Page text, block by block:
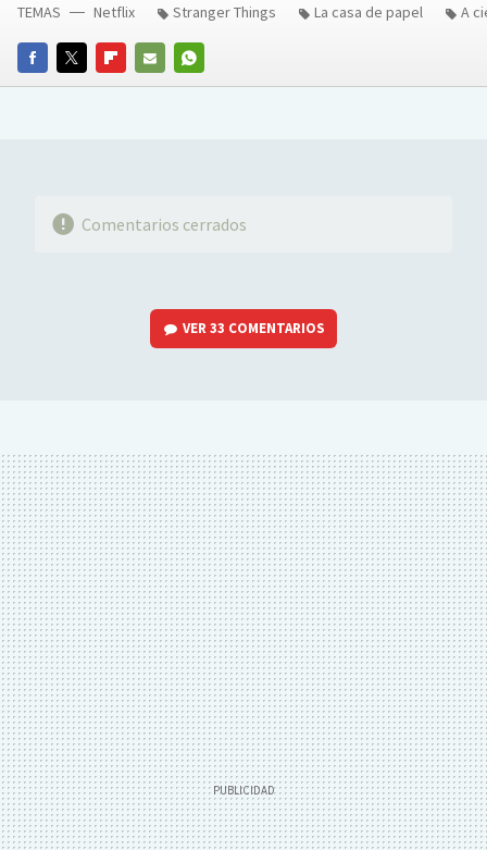
FACEBOOKTWITTERFLIPBOARD
E-
WHATSAPP
TEMAS Netflix Stranger Things La casa de papel A
Comentarios cerrados
VER33 COMENTARIOS